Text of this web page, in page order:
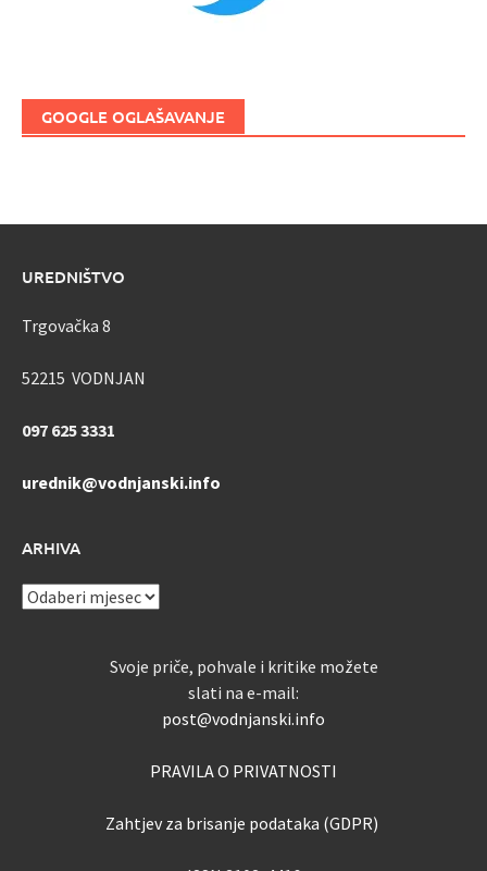
GOOGLE OGLAŠAVANJE
UREDNIŠTVO
Trgovačka 8
52215 VODNJAN
097 625 3331
urednik@vodnjanski.info
ARHIVA
ARHIVA
Svoje priče, pohvale i kritike možete
slati na e-mail:
post@vodnjanski.info
PRAVILA O PRIVATNOSTI
Zahtjev za brisanje podataka (GDPR)